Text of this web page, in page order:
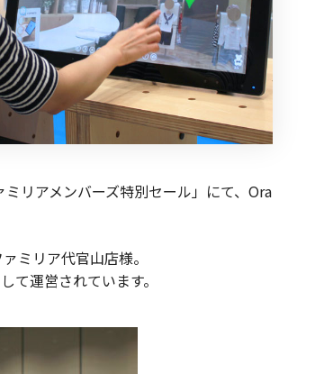
リアメンバーズ特別セール」にて、Ora
ミリア代官山店様。
て運営されています。